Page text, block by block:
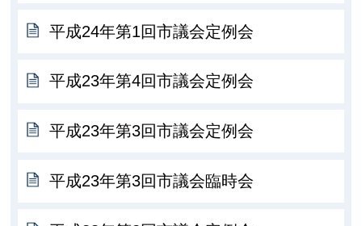
平成24年第1回市議会定例会
平成23年第4回市議会定例会
平成23年第3回市議会定例会
平成23年第3回市議会臨時会